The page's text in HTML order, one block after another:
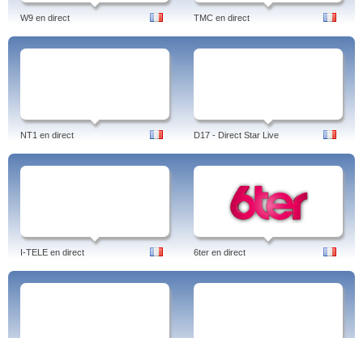
W9 en direct TMC en direct
NT1 en direct D17 - Direct Star Live
I-TELE en direct 6ter en direct